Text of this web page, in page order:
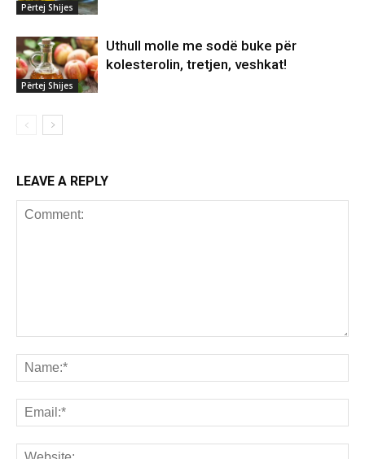
Përtej Shijes
Përtej Shijes
Uthull molle me sodë buke për
kolesterolin, tretjen, veshkat!
LEAVE A REPLY